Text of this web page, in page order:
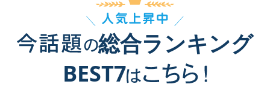
総合ランキング
BEST7